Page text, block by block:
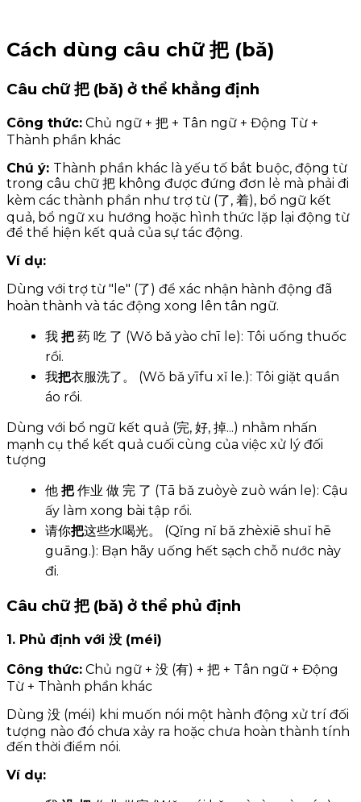
Cách dùng câu chữ 把 (bǎ)
Câu chữ 把 (bǎ) ở thể khẳng định
Công thức: Chủ ngữ + 把 + Tân ngữ + Động Từ +
Thành phần khác
Chú ý: Thành phần khác là yếu tố bắt buộc, động từ
trong câu chữ 把 không được đứng đơn lẻ mà phải đi
kèm các thành phần như trợ từ (了, 着), bổ ngữ kết
quả, bổ ngữ xu hướng hoặc hình thức lặp lại động từ
để thể hiện kết quả của sự tác động.
Ví dụ:
Dùng với trợ từ "le" (了) để xác nhận hành động đã
hoàn thành và tác động xong lên tân ngữ.
我 把 药 吃 了 (Wǒ bǎ yào chī le): Tôi uống thuốc
rồi.
我把衣服洗了。 (Wǒ bǎ yīfu xǐ le.): Tôi giặt quần
áo rồi.
Dùng với bổ ngữ kết quả (完, 好, 掉...) nhằm nhấn
mạnh cụ thể kết quả cuối cùng của việc xử lý đối
tượng
他 把 作业 做 完 了 (Tā bǎ zuòyè zuò wán le): Cậu
ấy làm xong bài tập rồi.
请你把这些水喝光。 (Qǐng nǐ bǎ zhèxiē shuǐ hē
guāng.): Bạn hãy uống hết sạch chỗ nước này
đi.
Câu chữ 把 (bǎ) ở thể phủ định
1. Phủ định với 没 (méi)
Công thức: Chủ ngữ + 没 (有) + 把 + Tân ngữ + Động
Từ + Thành phần khác
Dùng 没 (méi) khi muốn nói một hành động xử trí đối
tượng nào đó chưa xảy ra hoặc chưa hoàn thành tính
đến thời điểm nói.
Ví dụ: